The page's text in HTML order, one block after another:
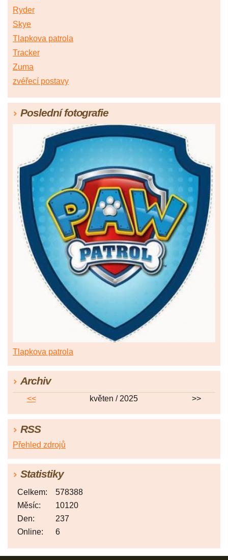
Ryder
Skye
Tlapkova patrola
Tracker
Zuma
zvéřecí postavy
Poslední fotografie
Tlapkova patrola
Archiv
<< květen / 2025 >>
RSS
Přehled zdrojů
Statistiky
Online: 6
Celkem:
578388
Měsíc:
10120
Den:
237